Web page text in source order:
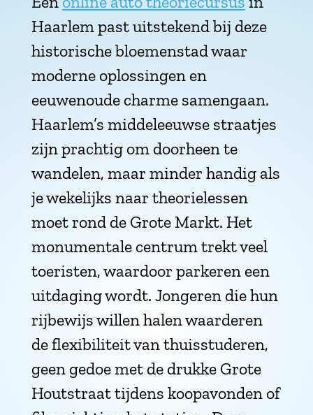
Haarlem past uitstekend bij deze
historische bloemenstad waar
moderne oplossingen en
eeuwenoude charme samengaan.
Haarlem’s middeleeuwse straatjes
zijn prachtig om doorheen te
wandelen, maar minder handig als
je wekelijks naar theorielessen
moet rond de Grote Markt. Het
monumentale centrum trekt veel
toeristen, waardoor parkeren een
uitdaging wordt. Jongeren die hun
rijbewijs willen halen waarderen
de flexibiliteit van thuisstuderen,
geen gedoe met de drukke Grote
Houtstraat tijdens koopavonden of